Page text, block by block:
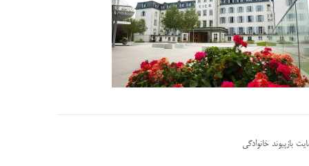
بازپیوند خانوادگی